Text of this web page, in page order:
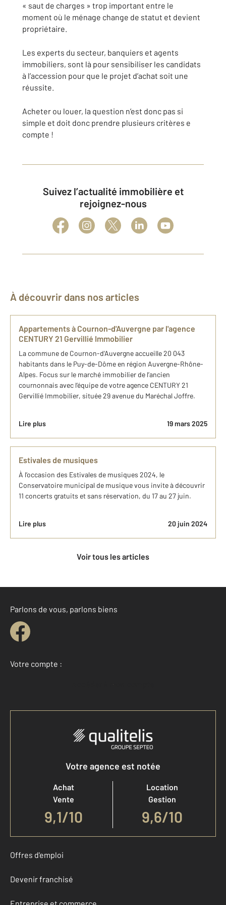
« saut de charges » trop important entre le
moment où le ménage change de statut et devient
propriétaire.
Les experts du secteur, banquiers et agents
immobiliers, sont là pour sensibiliser les candidats
à l’accession pour que le projet d’achat soit une
réussite.
Acheter ou louer, la question n’est donc pas si
simple et doit donc prendre plusieurs critères e
compte !
Suivez l’actualité immobilière et
rejoignez-nous
À découvrir dans nos articles
Appartements à Cournon-d'Auvergne par l'agence
CENTURY 21 Gervillié Immobilier
La commune de Cournon-d'Auvergne accueille 20 043
habitants dans le Puy-de-Dôme en région Auvergne-Rhône-
Alpes. Focus sur le marché immobilier de l’ancien
cournonnais avec l’équipe de votre agence CENTURY 21
Gervillié Immobilier, située 29 avenue du Maréchal Joffre.
Lire plus 19 mars 2025
Estivales de musiques
À l’occasion des Estivales de musiques 2024, le
Conservatoire municipal de musique vous invite à découvrir
11 concerts gratuits et sans réservation, du 17 au 27 juin.
Lire plus 20 juin 2024
Voir tous les articles
Parlons de vous, parlons biens
Votre compte :
Accéder à mon compte
Votre agence est notée
Achat
Vente
9,1/10
Location
Gestion
9,6/10
Offres d'emploi
Devenir franchisé